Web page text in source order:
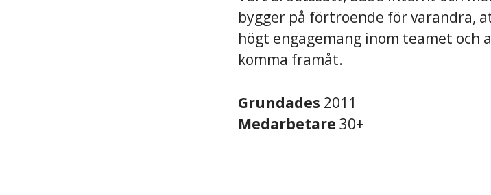
bygger på förtroende för varandra,
högt engagemang inom teamet
komma framåt.
Grundades 2011
Medarbetare 30+